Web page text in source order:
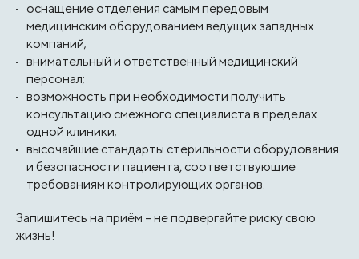
оснащение отделения самым передовым
медицинским оборудованием ведущих западных
компаний;
внимательный и ответственный медицинский
персонал;
возможность при необходимости получить
консультацию смежного специалиста в пределах
одной клиники;
высочайшие стандарты стерильности оборудования
и безопасности пациента, соответствующие
требованиям контролирующих органов.
Запишитесь на приём – не подвергайте риску свою
жизнь!